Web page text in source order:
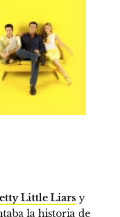
Little Liars y
la historia de